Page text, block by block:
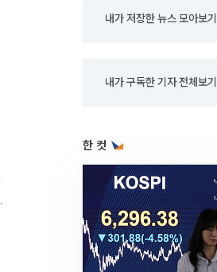
내가 저장한 뉴스 모아보기
내가 구독한 기자 전체보기
한 컷